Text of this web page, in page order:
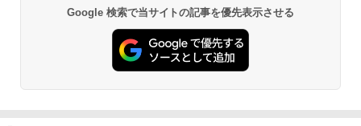
Google 検索で当サイトの記事を優先表示させる